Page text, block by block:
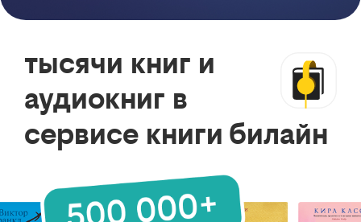
тысячи книг и
аудиокниг в
сервисе книги билайн